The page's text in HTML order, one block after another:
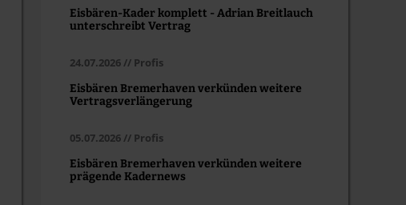
Eisbären-Kader komplett - Adrian Breitlauch
unterschreibt Vertrag
24.07.2026 // Profis
Eisbären Bremerhaven verkünden weitere
Vertragsverlängerung
05.07.2026 // Profis
Eisbären Bremerhaven verkünden weitere
prägende Kadernews